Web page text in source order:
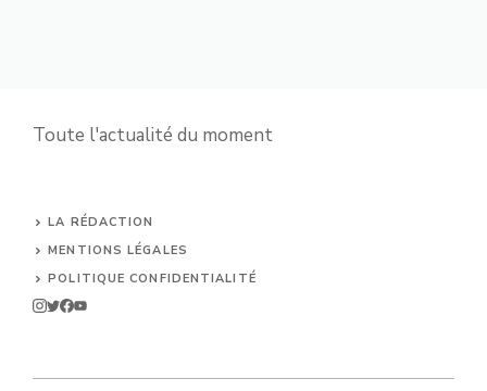
Toute l'actualité du moment
LA RÉDACTION
MENTIONS LÉGALES
POLITIQUE CONFIDENTIALITÉ